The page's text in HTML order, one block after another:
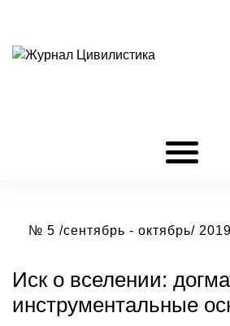
№ 5 /сентябрь - октябрь/ 2019
Иск о вселении:
инструментальные